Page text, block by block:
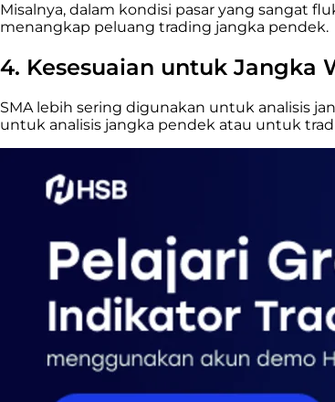
Misalnya, dalam kondisi pasar yang sangat
menangkap peluang trading jangka pendek.
4. Kesesuaian untuk Jangka
SMA lebih sering digunakan untuk analisis
untuk analisis jangka pendek atau untuk